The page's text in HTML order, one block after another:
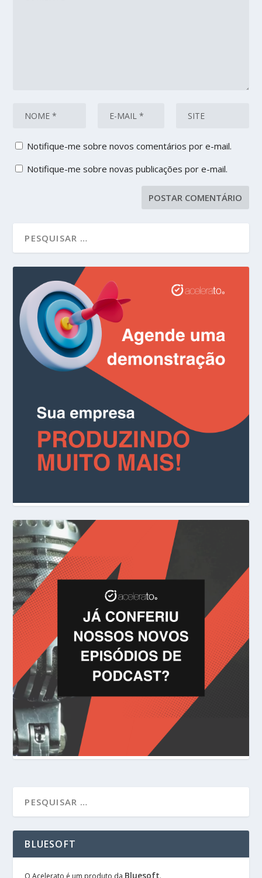
Notifique-me sobre novos comentários por e-mail.
Notifique-me sobre novas publicações por e-mail.
BLUESOFT
Bluesoft